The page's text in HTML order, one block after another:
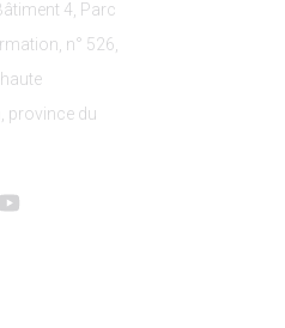
4, Parc
n° 526,
province du